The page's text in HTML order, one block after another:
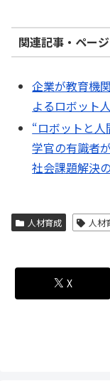
関連記事・ページ
企業が教育機
よるロボット
“ロボットと
学官の有識者
社会課題解決
人材育成 人材
X